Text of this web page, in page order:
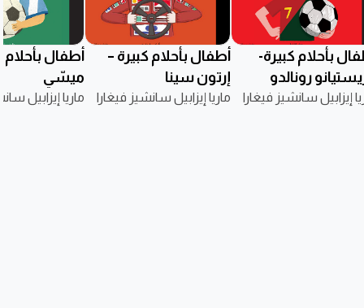
بأحلام كبيرة-
رونالدو
إيزابيل سانشيز فيغارا
أطفال بأحلام كبيرة –
إرتون سينا
ماريا إيزابيل سانشيز فيغارا
أطفال بأحلام
ميسّي
ماريا إيزابيل